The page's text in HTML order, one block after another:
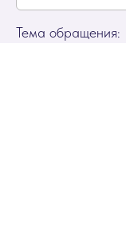
Тема обращения: